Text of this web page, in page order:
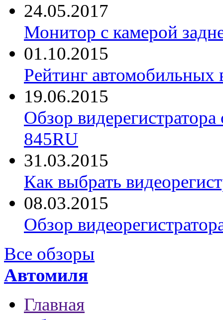
24.05.2017
Монитор с камерой
01.10.2015
Рейтинг автомобильных
19.06.2015
Обзор
845RU
31.03.2015
Как выбрать
08.03.2015
Обзор
Все обзоры
Автомиля
Главная